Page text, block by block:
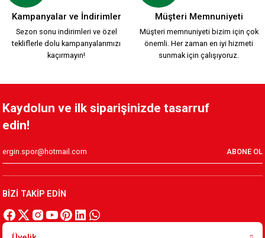
HUMMEL ZÜBEYDE ANA FUTBOL
1.699,90 TL
HUMMEL BEYAZ FUTBOL
1.699,90 TL
KARŞIYAKA DAMALI TARAFTAR FUTBOL FORMA Ç,
1.199,90 TL 699,90 TL
Kampanyalar ve İndirimler
Sezon sonu indirimleri ve özel
tekliflerle dolu kampanyalarımızı
kaçırmayın!
Müşteri Memnuniyeti
Müşteri memnuniyeti bizim için çok
önemli. Her zaman en iyi hizmeti
sunmak için çalışıyoruz.
Kaydolun ve ilk siparişinizde tasarruf
edin!
ABONE OL
BİZİ TAKİP EDİN